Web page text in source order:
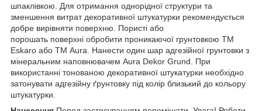
шпаклівкою. Для отримання однорідної структури та
зменшення витрат декоративної штукатурки рекомендується
добре вирівняти поверхню. Пористі або
порошать поверхні обробити проникаючої грунтовкою ТМ
Eskaro або ТМ Aura. Нанести один шар адгезійної грунтовки з
мінеральним наповнювачем Aura Dekor Grund. При
використанні тонованою декоративної штукатурки необхідно
затонувати адгезійну ґрунтовку під колір близький до кольору
штукатурки.